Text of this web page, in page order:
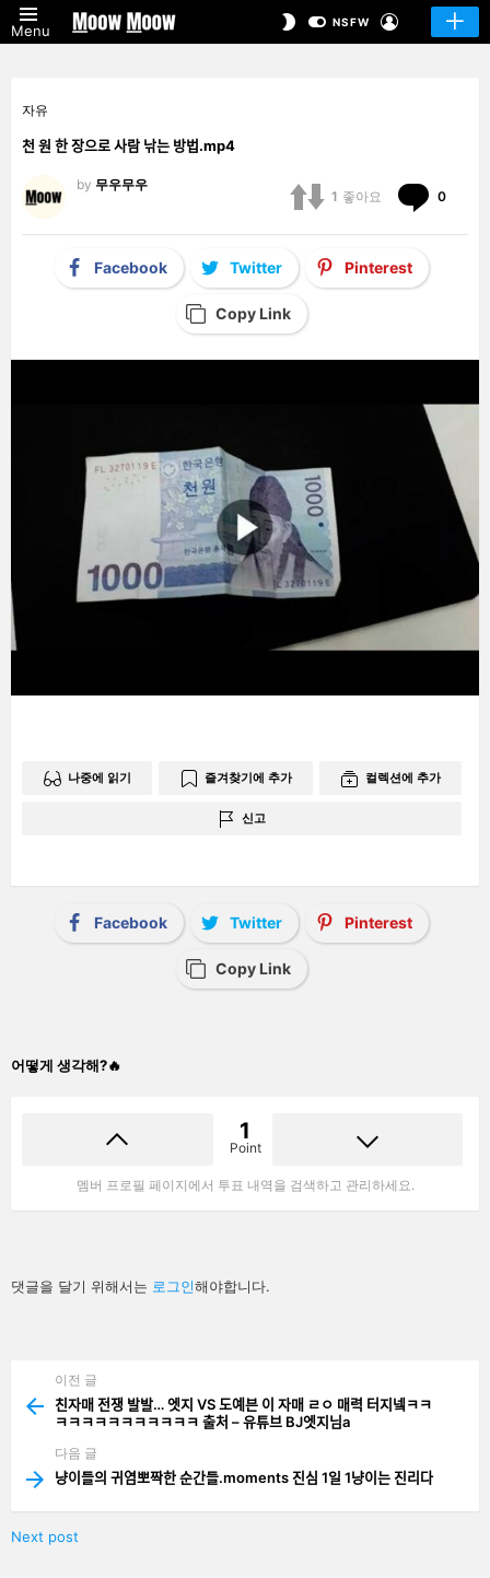
Menu
SWITCHNSFW
자유
천 원 한 장으로 사람 낚는 방법.mp4
by 무우무우
1 좋아요 0
Facebook Twitter Pinterest
Copy Link
나중에 읽기 즐겨찾기에 추가 컬렉션에 추가
신고
Facebook Twitter Pinterest
Copy Link
어떻게 생각해?🔥
1
Point
멤버 프로필 페이지에서 투표 내역을 검색하고 관리하세요.
답
글
댓글을 달기 위해서는 로그인해야합니다.
more
이전 글
친자매 전쟁 발발… 엣지 VS 도예븐 이 자매 ㄹㅇ 매력 터지넼ㅋㅋ
ㅋㅋㅋㅋㅋㅋㅋㅋㅋㅋㅋ 출처 – 유튜브 BJ엣지님a
다음 글
냥이들의 귀염뽀짝한 순간들.moments 진심 1일 1냥이는 진리다
Next post